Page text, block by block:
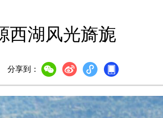
西湖风光旖旎
分享到：